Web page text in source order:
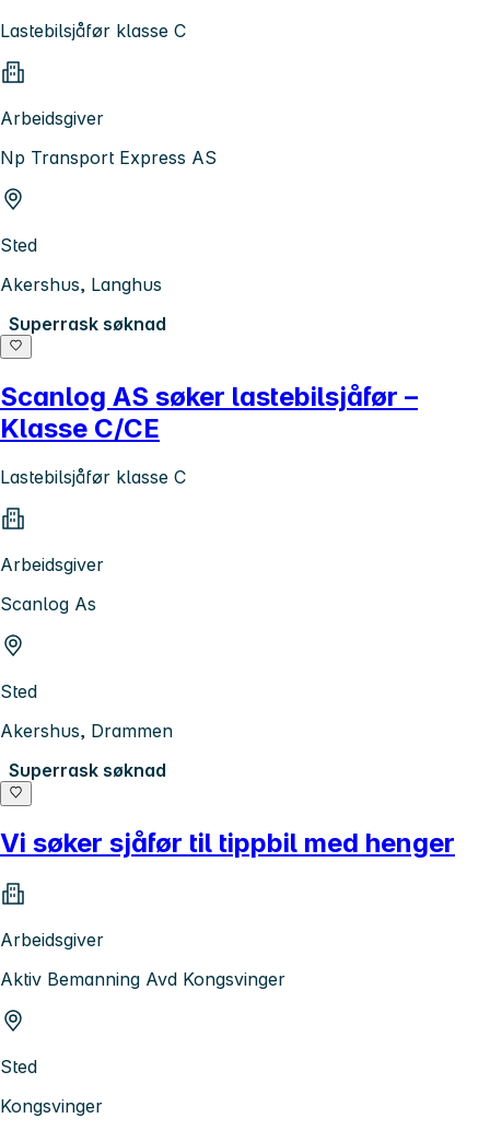
Lastebilsjåfør klasse C
Arbeidsgiver
Np Transport Express AS
Sted
Akershus, Langhus
Superrask søknad
Scanlog AS søker lastebilsjåfør –
Klasse C/CE
Lastebilsjåfør klasse C
Arbeidsgiver
Scanlog As
Sted
Akershus, Drammen
Superrask søknad
Vi søker sjåfør til tippbil med henger
Arbeidsgiver
Aktiv Bemanning Avd Kongsvinger
Sted
Kongsvinger